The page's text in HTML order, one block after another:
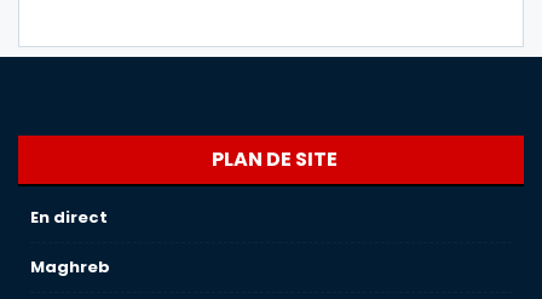
PLAN DE SITE
En direct
Maghreb